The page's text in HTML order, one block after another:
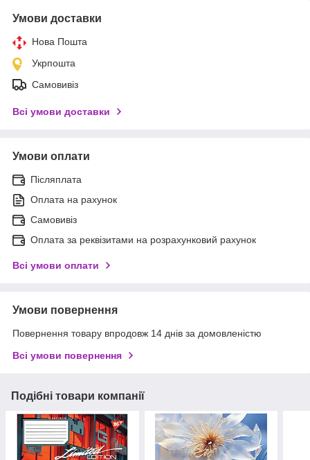
Умови доставки
Нова Пошта
Укрпошта
Самовивіз
Всі умови доставки
Умови оплати
Післяплата
Оплата на рахунок
Самовивіз
Оплата за реквізитами на розрахунковий рахунок
Всі умови оплати
Умови повернення
Повернення товару впродовж 14 днів за домовленістю
Всі умови повернення
Подібні товари компанії